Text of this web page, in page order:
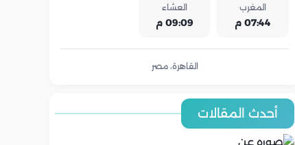
المغرب
07:44 م
العشاء
09:09 م
القاهرة، مصر
أحدث المقالات